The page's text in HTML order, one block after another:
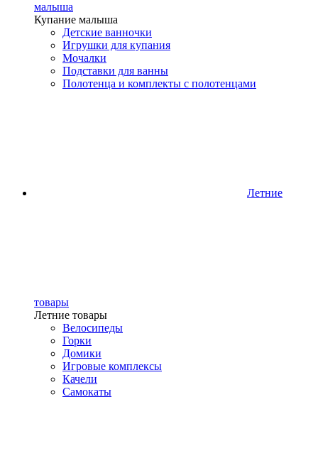
малыша
Купание малыша
Детские ванночки
Игрушки для купания
Мочалки
Подставки для ванны
Полотенца и комплекты с полотенцами
Летние
товары
Летние товары
Велосипеды
Горки
Домики
Игровые комплексы
Качели
Самокаты